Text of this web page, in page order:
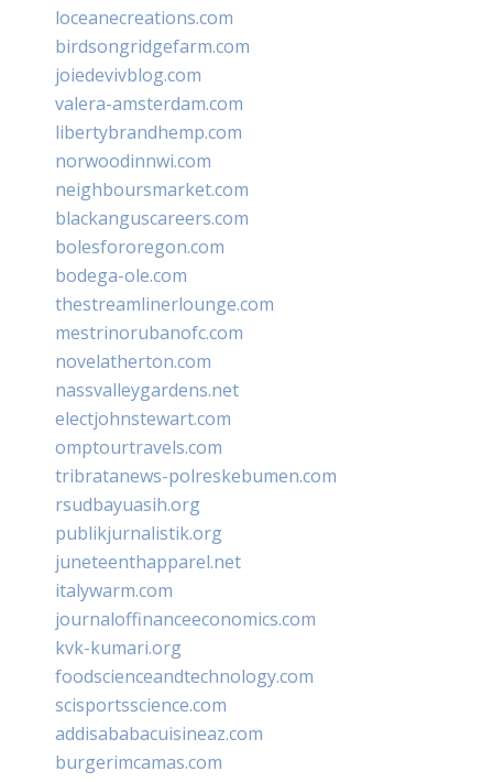
loceanecreations.com
birdsongridgefarm.com
joiedevivblog.com
valera-amsterdam.com
libertybrandhemp.com
norwoodinnwi.com
neighboursmarket.com
blackanguscareers.com
bolesfororegon.com
bodega-ole.com
thestreamlinerlounge.com
mestrinorubanofc.com
novelatherton.com
nassvalleygardens.net
electjohnstewart.com
omptourtravels.com
tribratanews-polreskebumen.com
rsudbayuasih.org
publikjurnalistik.org
juneteenthapparel.net
italywarm.com
journaloffinanceeconomics.com
kvk-kumari.org
foodscienceandtechnology.com
scisportsscience.com
addisababacuisineaz.com
burgerimcamas.com